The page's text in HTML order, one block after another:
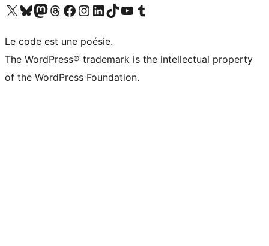
Visitez notre compte X (précédemment Twitter)
Visiter notre compte Bluesky
Visiter notre compte Mastodon
Visiter notre compte Threads
Consulter notre compte Facebook
Consulter notre compte Instagram
Consulter notre compte LinkedIn
Visiter notre compte TokTok
Visiter notre chaîne YouTube
Visiter notre compte Tumblr
Le code est une poésie.
The WordPress® trademark is the intellectual property
of the WordPress Foundation.